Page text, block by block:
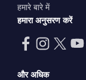
हमारे बारे में
हमारा अनुसरण करें
और अधिक